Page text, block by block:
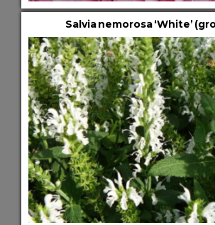
Salvia nemorosa ‘White’